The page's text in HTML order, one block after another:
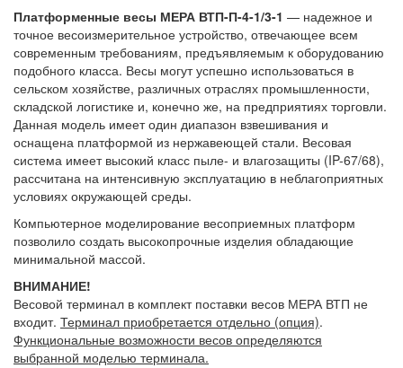
Платформенные весы МЕРА ВТП-П-4-1/3-1 — надежное и
точное весоизмерительное устройство, отвечающее всем
современным требованиям, предъявляемым к оборудованию
подобного класса. Весы могут успешно использоваться в
сельском хозяйстве, различных отраслях промышленности,
складской логистике и, конечно же, на предприятиях торговли.
Данная модель имеет один диапазон взвешивания и
оснащена платформой из нержавеющей стали. Весовая
система имеет высокий класс пыле- и влагозащиты (IP-67/68),
рассчитана на интенсивную эксплуатацию в неблагоприятных
условиях окружающей среды.
Компьютерное моделирование весоприемных платформ
позволило создать высокопрочные изделия обладающие
минимальной массой.
ВНИМАНИЕ!
Весовой терминал в комплект поставки весов МЕРА ВТП не
входит. Терминал приобретается отдельно (опция).
Функциональные возможности весов определяются
выбранной моделью терминала.